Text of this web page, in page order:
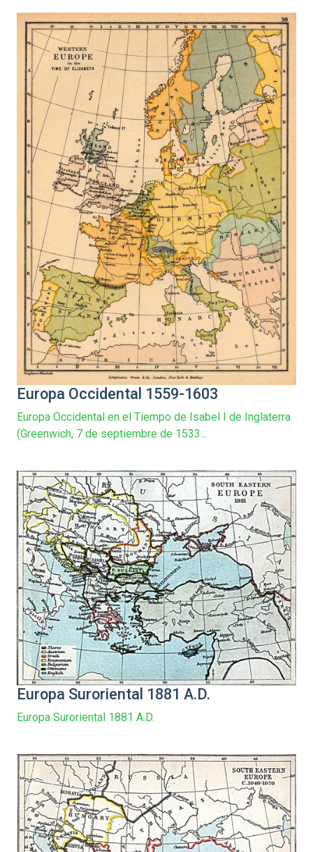
Europa Occidental 1559-1603
Europa Occidental en el Tiempo de Isabel I de Inglaterra
(Greenwich, 7 de septiembre de 1533...
Europa Suroriental 1881 A.D.
Europa Suroriental 1881 A.D.